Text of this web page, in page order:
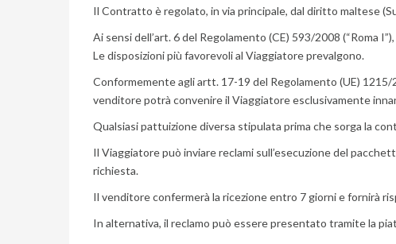
Il Contratto è regolato, in via principale, dal diritto maltese
Ai sensi dell’art. 6 del Regolamento (CE) 593/2008 (“Roma
Le disposizioni più favorevoli al Viaggiatore prevalgono.
Conformemente agli artt. 17-19 del Regolamento (UE)
venditore potrà convenire il Viaggiatore esclusivamente
Qualsiasi pattuizione diversa stipulata prima che sorga la
Il Viaggiatore può inviare reclami sull’esecuzione del
richiesta.
Il venditore confermerà la ricezione entro 7 giorni e fornirà
In alternativa, il reclamo può essere presentato tramite la